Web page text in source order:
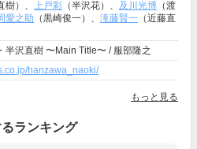
樹）、 上戸彩 （半沢花）、 及川光博 （渡
愛之助 （黒崎俊一）、 滝藤賢一 （近藤直
半沢直樹 〜Main Title〜 / 服部隆之
hanzawa_naoki/
もっと見る
ランキング